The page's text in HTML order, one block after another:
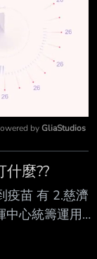
by GliaStudios
麼??
疫苗 有 2.慈濟
心統籌運用對